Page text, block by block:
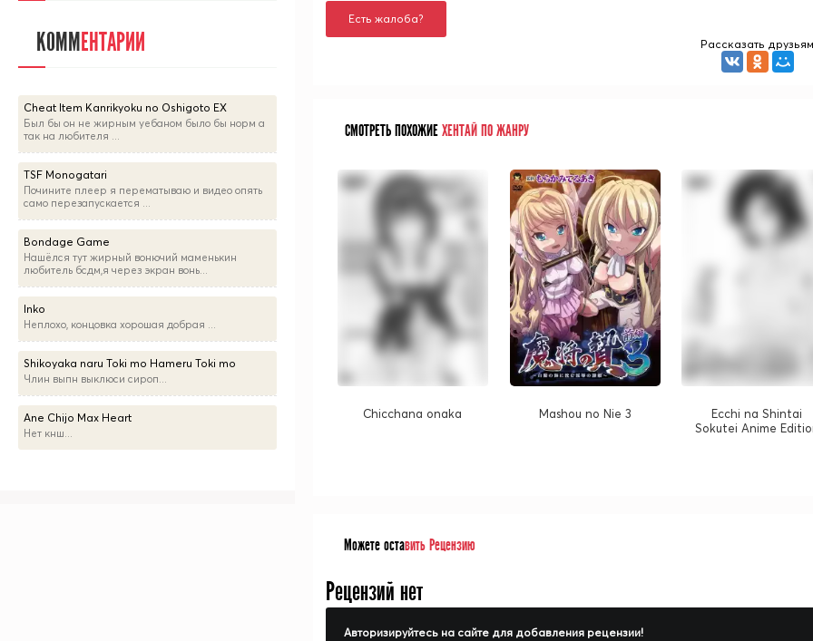
Есть жалоба?
Рассказать друзьям
СМОТРЕТЬ ПОХОЖИЕХЕНТАЙ ПО ЖАНРУ
Chicchana onaka Mashou no Nie 3
Ecchi na Shintai
Sokutei Anime
Можете оставить Рецензию
Рецензий нет
Авторизируйтесь на сайте для добавления рецензии!
КОММЕНТАРИИ
Cheat Item Kanrikyoku no Oshigoto EX
Был бы он не жирным уебаном было бы норм а
так на любителя ...
TSF Monogatari
Почините плеер я перематываю и видео опять
само перезапускается ...
Bondage Game
Нашёлся тут жирный вонючий маменькин
любитель бсдм,я через экран вонь...
Inko
Неплохо, концовка хорошая добрая ...
Shikoyaka naru Toki mo Hameru Toki mo
Члин выпн выклюси сироп...
Ane Chijo Max Heart
Нет кнш...